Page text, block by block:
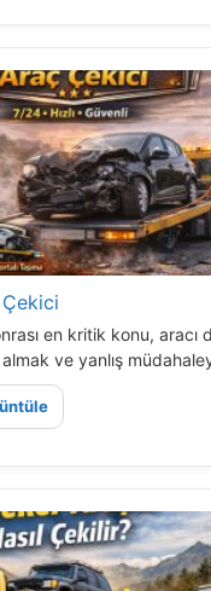
Çekici
en kritik konu, aracı
ve yanlış